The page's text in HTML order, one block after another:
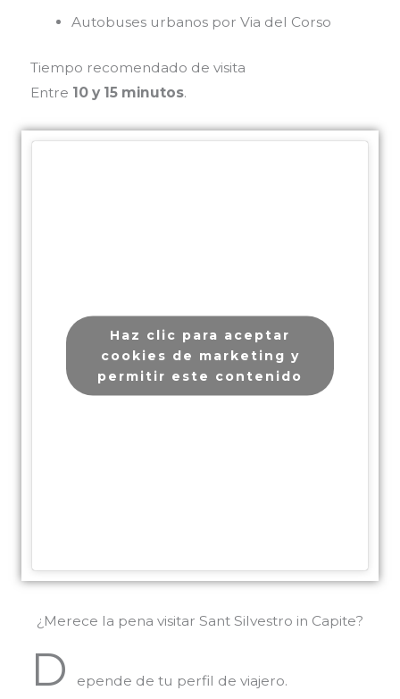
Autobuses urbanos por Via del Corso
Tiempo recomendado de visita
Entre 10 y 15 minutos.
Haz clic para aceptar
cookies de marketing y
permitir este contenido
¿Merece la pena visitar Sant Silvestro in Capite?
D epende de tu perfil de viajero.